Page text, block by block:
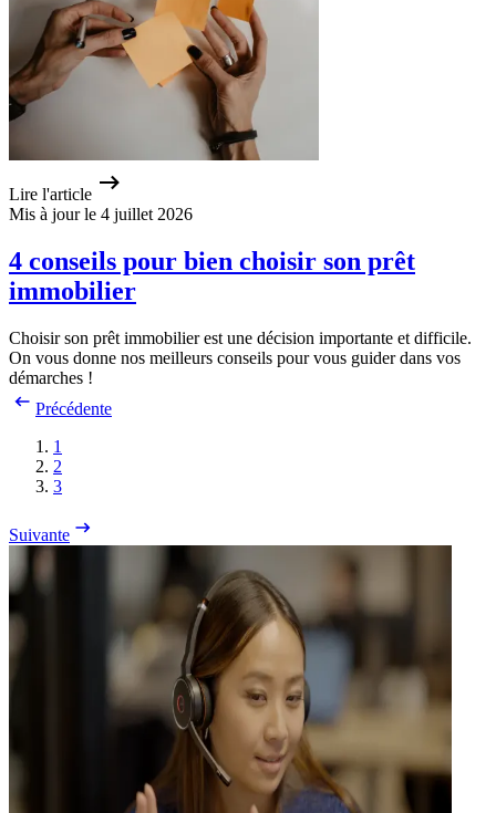
Lire l'article
Mis à jour le 4 juillet 2026
4 conseils pour bien choisir son prêt
immobilier
Choisir son prêt immobilier est une décision importante et difficile.
On vous donne nos meilleurs conseils pour vous guider dans vos
démarches !
Précédente
1
2
3
Suivante